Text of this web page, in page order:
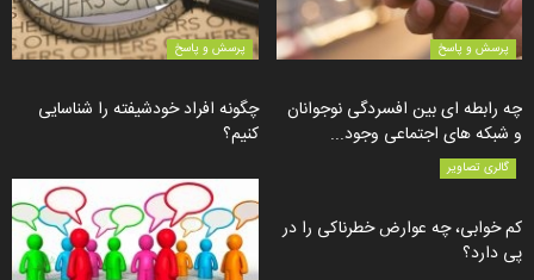
پرسش و پاسخ
چگونه افراد خودشیفته را شناسایی
کنیم؟
پرسش و پاسخ
چه رابطه ای بین افسردگی نوجوانان
و شبکه های اجتماعی وجود...
گالری تصاویر
کم خوابی، چه عوارض خطرناکی را در
پی دارد؟